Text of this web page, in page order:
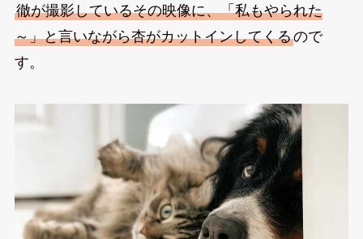
徹が撮影しているその映像に、「私もやられた
～」と言いながら杏がカットインしてくるので
す。